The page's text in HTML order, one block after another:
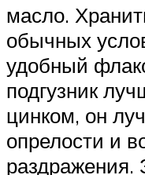
масло.
обычных
удобный
подгузник
цинком, он
опрелости и
раздражения.